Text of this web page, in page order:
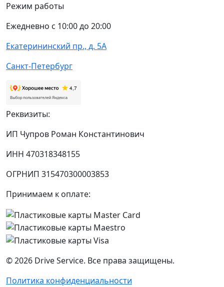
Режим работы
Ежедневно с 10:00 до 20:00
Екатерининский пр., д. 5А
Санкт-Петербург
Реквизиты:
ИП Чупров Роман Константинович
ИНН 470318348155
ОГРНИП 315470300003853
Принимаем к оплате:
©2026 Drive Service. Все права защищены.
Политика конфиденциальности